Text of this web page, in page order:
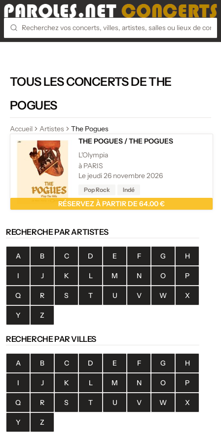
TOUS LES CONCERTS DE THE
POGUES
Accueil Artistes
The Pogues
THE POGUES /THE POGUES
L'Olympia
à PARIS
Le jeudi 26 novembre 2026
Pop Rock Indé
RÉSERVEZ À PARTIR DE 64.00 €
RECHERCHE PAR ARTISTES
A B C D E F G H
I J K L M N O P
Q R S T U V W X
Y Z
RECHERCHE PAR VILLES
A B C D E F G H
I J K L M N O P
Q R S T U V W X
Y Z